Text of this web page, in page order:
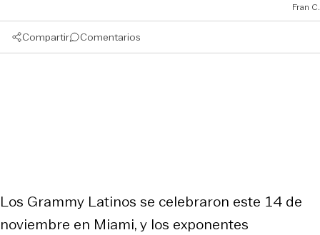
Fran C.
Compartir Comentarios
Los Grammy Latinos se celebraron este 14 de
noviembre en Miami, y los exponentes